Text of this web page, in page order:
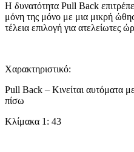
Η δυνατότητα Pull Back
μόνη της μόνο με μια μικρή
τέλεια επιλογή για ατελείωτες
Χαρακτηριστικό:
Pull Back – Κινείται αυτόματα
πίσω
Kλίμακα 1: 43